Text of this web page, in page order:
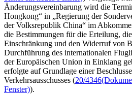
Änderungsvereinbarung wird die
Hongkong“ in „Regierung der
der Volksrepublik China“ im
die Bestimmungen für die Erteilung,
Einschränkung und den Widerruf von
Durchführung des internationalen
der Europäischen Union in Einklang
erfolgte auf Grundlage einer
Verkehrsausschusses (20/4346
Fenster)).